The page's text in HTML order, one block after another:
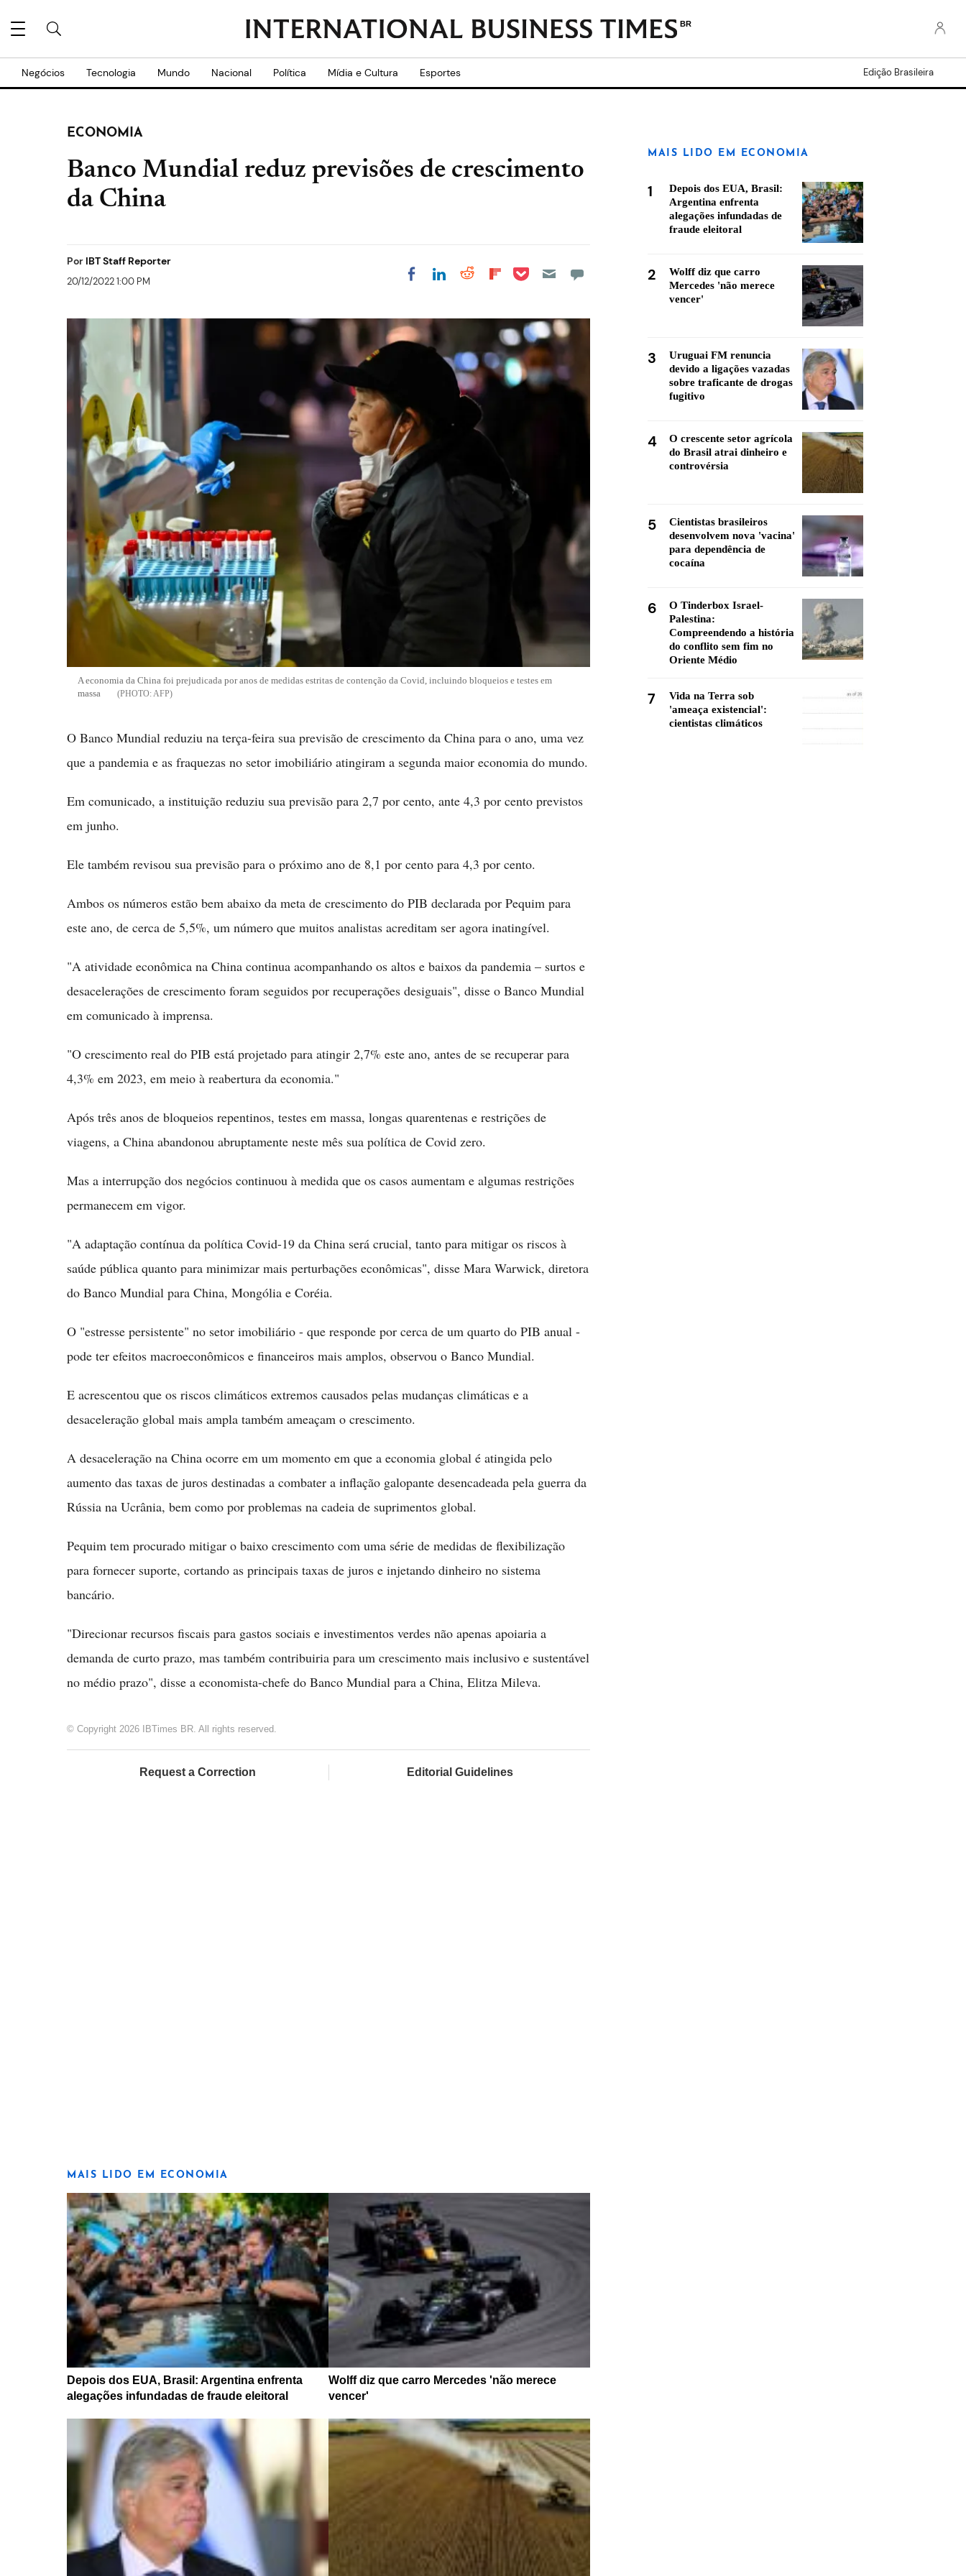
BR
Negócios Tecnologia Mundo Nacional Política Mídia e Cultura Esportes Edição Brasileira
ECONOMIA
Banco Mundial reduz previsões de crescimento
da China
Por IBT Staff Reporter
20/12/2022 1:00 PM Share on Facebook
Share on LinkedIn
Share on Reddit
Share on
Share on Pocket
A economia da China foi prejudicada por anos de medidas estritas de contenção da Covid, incluindo bloqueios e testes em
massa
AFP
O Banco Mundial reduziu na terça-feira sua previsão de crescimento da China para o ano, uma vez
que a pandemia e as fraquezas no setor imobiliário atingiram a segunda maior economia do mundo.
Em comunicado, a instituição reduziu sua previsão para 2,7 por cento, ante 4,3 por cento previstos
em junho.
Ele também revisou sua previsão para o próximo ano de 8,1 por cento para 4,3 por cento.
Ambos os números estão bem abaixo da meta de crescimento do PIB declarada por Pequim para
este ano, de cerca de 5,5%, um número que muitos analistas acreditam ser agora inatingível.
"A atividade econômica na China continua acompanhando os altos e baixos da pandemia – surtos e
desacelerações de crescimento foram seguidos por recuperações desiguais", disse o Banco Mundial
em comunicado à imprensa.
"O crescimento real do PIB está projetado para atingir 2,7% este ano, antes de se recuperar para
4,3% em 2023, em meio à reabertura da economia."
Após três anos de bloqueios repentinos, testes em massa, longas quarentenas e restrições de
viagens, a China abandonou abruptamente neste mês sua política de Covid zero.
Mas a interrupção dos negócios continuou à medida que os casos aumentam e algumas restrições
permanecem em vigor.
"A adaptação contínua da política Covid-19 da China será crucial, tanto para mitigar os riscos à
saúde pública quanto para minimizar mais perturbações econômicas", disse Mara Warwick, diretora
do Banco Mundial para China, Mongólia e Coréia.
O "estresse persistente" no setor imobiliário - que responde por cerca de um quarto do PIB anual -
pode ter efeitos macroeconômicos e financeiros mais amplos, observou o Banco Mundial.
E acrescentou que os riscos climáticos extremos causados pelas mudanças climáticas e a
desaceleração global mais ampla também ameaçam o crescimento.
A desaceleração na China ocorre em um momento em que a economia global é atingida pelo
aumento das taxas de juros destinadas a combater a inflação galopante desencadeada pela guerra da
Rússia na Ucrânia, bem como por problemas na cadeia de suprimentos global.
Pequim tem procurado mitigar o baixo crescimento com uma série de medidas de flexibilização
para fornecer suporte, cortando as principais taxas de juros e injetando dinheiro no sistema
bancário.
"Direcionar recursos fiscais para gastos sociais e investimentos verdes não apenas apoiaria a
demanda de curto prazo, mas também contribuiria para um crescimento mais inclusivo e sustentável
no médio prazo", disse a economista-chefe do Banco Mundial para a China, Elitza Mileva.
© Copyright 2026 IBTimes BR. All rights reserved.
Request a Correction Editorial Guidelines
MAIS LIDO EM ECONOMIA
Depois dos EUA, Brasil: Argentina enfrenta
alegações infundadas de fraude eleitoral
Wolff diz que carro Mercedes 'não merece
vencer'
MAIS LIDO EM ECONOMIA
1
Depois dos EUA, Brasil:
Argentina enfrenta
alegações infundadas de
fraude eleitoral
2
Wolff diz que carro
Mercedes 'não merece
vencer'
3
Uruguai FM renuncia
devido a ligações vazadas
sobre traficante de drogas
fugitivo
4
O crescente setor agrícola
do Brasil atrai dinheiro e
controvérsia
5
Cientistas brasileiros
desenvolvem nova 'vacina'
para dependência de
cocaína
6
O Tinderbox Israel-
Palestina:
Compreendendo a história
do conflito sem fim no
Oriente Médio
7
Vida na Terra sob
'ameaça existencial':
cientistas climáticos